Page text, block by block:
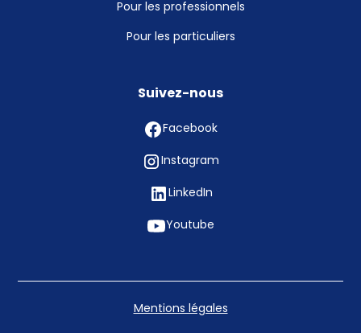
Pour les professionnels
Pour les particuliers
Suivez-nous
Facebook
Instagram
LinkedIn
Youtube
Mentions légales